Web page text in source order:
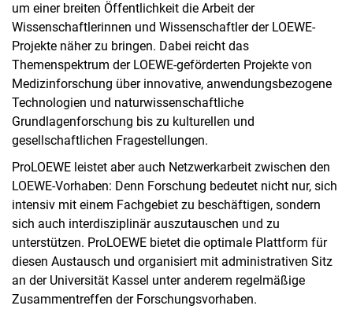
um einer breiten Öffentlichkeit die Arbeit der
Wissenschaftlerinnen und Wissenschaftler der LOEWE-
Projekte näher zu bringen. Dabei reicht das
Themenspektrum der LOEWE-geförderten Projekte von
Medizinforschung über innovative, anwendungsbezogene
Technologien und naturwissenschaftliche
Grundlagenforschung bis zu kulturellen und
gesellschaftlichen Fragestellungen.
ProLOEWE leistet aber auch Netzwerkarbeit zwischen den
LOEWE-Vorhaben: Denn Forschung bedeutet nicht nur, sich
intensiv mit einem Fachgebiet zu beschäftigen, sondern
sich auch interdisziplinär auszutauschen und zu
unterstützen. ProLOEWE bietet die optimale Plattform für
diesen Austausch und organisiert mit administrativen Sitz
an der Universität Kassel unter anderem regelmäßige
Zusammentreffen der Forschungsvorhaben.